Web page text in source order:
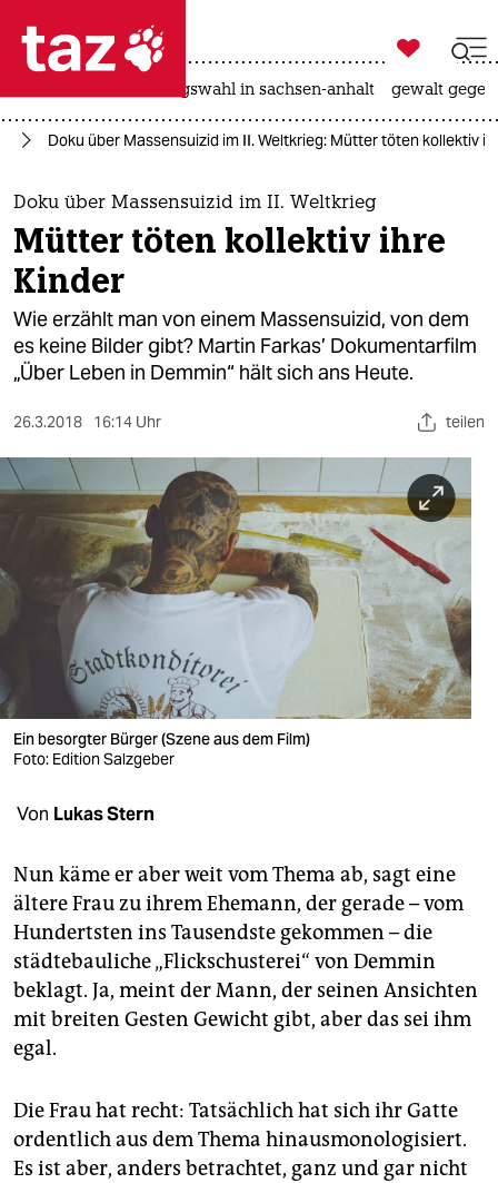
 taz zahl ich
taz zahl ich
themen
politik
öko
gesellschaft
sport
berlin
wahrheit
verlag
verlag
veranstaltungen
fragen & hilfe
unterstützen
abo
genossenschaft
epaper login

taz zahl ich
landtagswahl in sachsen-anhalt gewalt
Doku über Massensuizid im II. Weltkrieg: Mütter töten kollektiv
Doku über Massensuizid im II. Weltkrieg
Mütter töten kollektiv ihre
Kinder
Wie erzählt man von einem Massensuizid, von dem
es keine Bilder gibt? Martin Farkas’ Dokumentarfilm
„Über Leben in Demmin“ hält sich ans Heute.
26.3.2018 16:14 Uhr teilen
Ein besorgter Bürger (Szene aus dem Film)
Foto: Edition Salzgeber
Von Lukas Stern
Nun käme er aber weit vom Thema ab, sagt eine
ältere Frau zu ihrem Ehemann, der gerade – vom
Hundertsten ins Tausendste gekommen – die
städtebauliche „Flickschusterei“ von Demmin
beklagt. Ja, meint der Mann, der seinen Ansichten
mit breiten Gesten Gewicht gibt, aber das sei ihm
egal.
Die Frau hat recht: Tatsächlich hat sich ihr Gatte
ordentlich aus dem Thema hinausmonologisiert.
Es ist aber, anders betrachtet, ganz und gar nicht